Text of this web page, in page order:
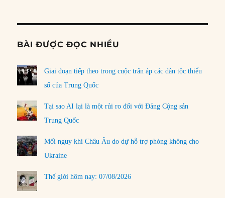
BÀI ĐƯỢC ĐỌC NHIỀU
Giai đoạn tiếp theo trong cuộc trấn áp các dân tộc thiểu
số của Trung Quốc
Tại sao AI lại là một rủi ro đối với Đảng Cộng sản
Trung Quốc
Mối nguy khi Châu Âu do dự hỗ trợ phòng không cho
Ukraine
Thế giới hôm nay: 07/08/2026